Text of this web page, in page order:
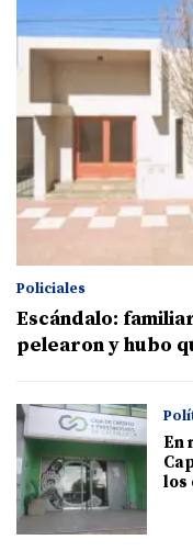
Policiales
Escándalo:
pelearon y hubo
En
los